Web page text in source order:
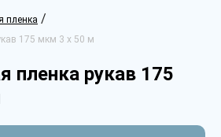
пленка /
175 мкм 3 х 50 м
пленка рукав 175